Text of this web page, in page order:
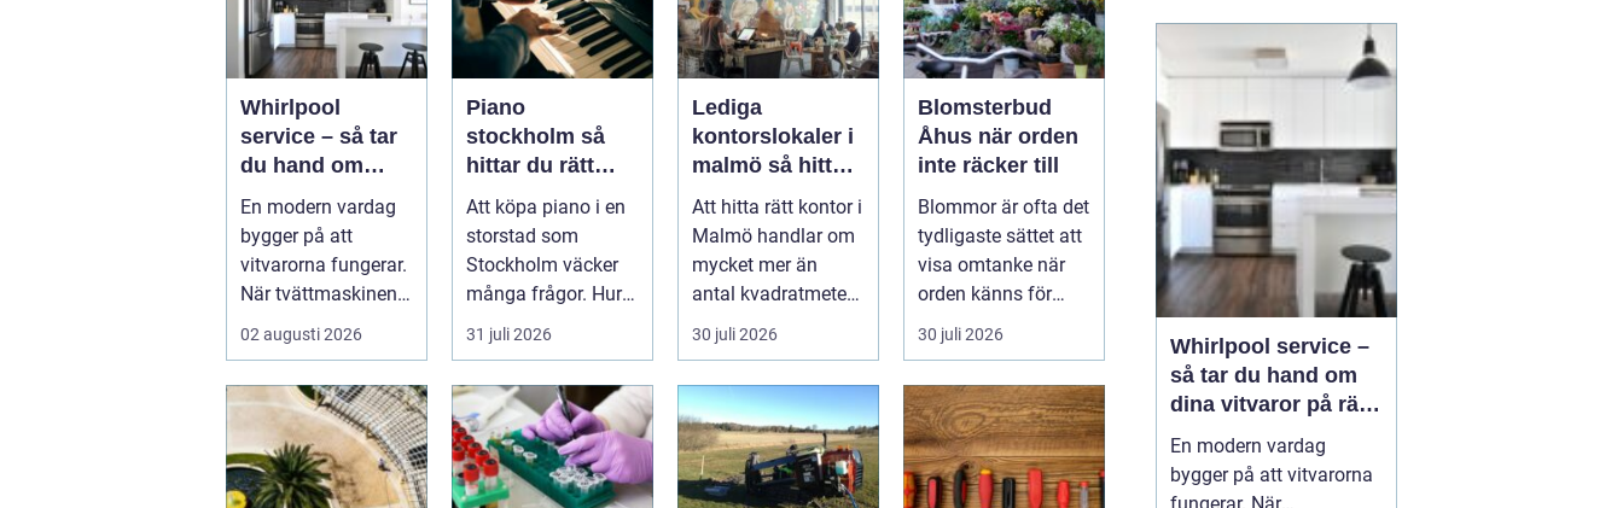
Whirlpool
service – så tar
du hand om
dina vitvaror på
rätt sätt
En modern vardag
bygger på att
vitvarorna fungerar.
När tvättmaskinen
stannar, diskm...
02 augusti 2026
Piano
stockholm så
hittar du rätt
instrument för
hem och scen
Att köpa piano i en
storstad som
Stockholm väcker
många frågor. Hur
hittar man ett
instrument som
bå...
31 juli 2026
Lediga
kontorslokaler i
malmö så hittar
företag rätt läge
och rätt lokal
Att hitta rätt kontor i
Malmö handlar om
mycket mer än
antal kvadratmeter
och pris per månad.
Företa...
30 juli 2026
Blomsterbud
Åhus när orden
inte räcker till
Blommor är ofta det
tydligaste sättet att
visa omtanke när
orden känns för
små. Ett
genomtänkt
bloms...
30 juli 2026
tillverkare hög precision,
stabil kvalitet och korta
komplexa geometrier. ...
Whirlpool service –
så tar du hand om
dina vitvaror på rätt
sätt
En modern vardag
bygger på att vitvarorna